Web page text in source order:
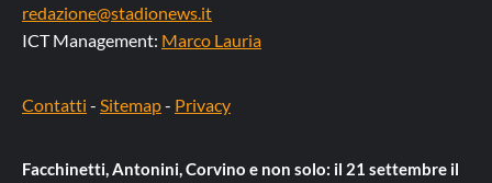
redazione@stadionews.it
ICT Management: Marco Lauria
Contatti - Sitemap- Privacy
Facchinetti, Antonini, Corvino e non solo: il 21 settembre il